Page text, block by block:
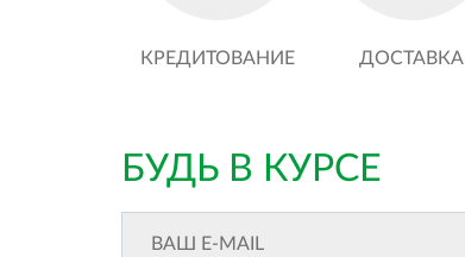
КРЕДИТОВАНИЕ ДОСТАВКА
БУДЬ В КУРСЕ